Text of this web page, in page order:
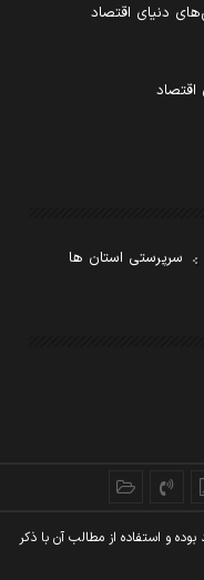
دنیای اقتصاد
سرپرستی استان ها
و استفاده از مطالب آن با ذکر